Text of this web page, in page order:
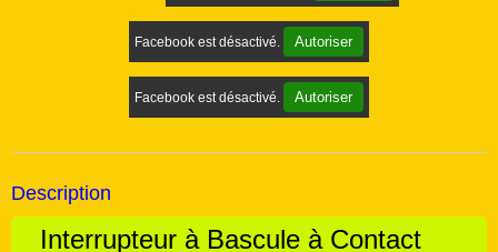
Facebook est désactivé. Autoriser
Facebook est désactivé. Autoriser
Description
Interrupteur à Bascule à Contact